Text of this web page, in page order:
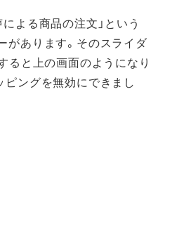
よる商品の注文」という
があります。そのスライダ
ると上の画面のようになり
ピングを無効にできまし